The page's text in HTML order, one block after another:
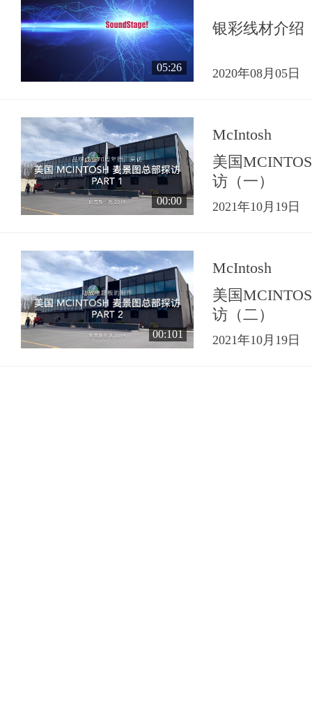
05:26
银彩线材介绍
2020年08月05日
00:00
McIntosh
美国
访（一）
2021年10月19日
00:101
McIntosh
美国
访（二）
2021年10月19日